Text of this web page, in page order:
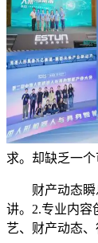
求。却缺乏一
财产动态瞬息
讲。2.专业内容
艺、财产动态